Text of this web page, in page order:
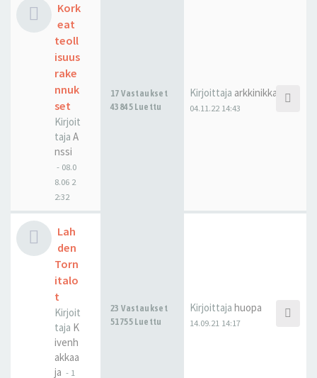
Kork
eat
teoll
isuus
rake
nnuk
set
Kirjoit
taja A
nssi
- 08.0
8.06 2
2:32
17 Vastaukset
43845 Luettu
Kirjoittaja arkkinikkari
04.11.22 14:43
Lah
den
Torn
italo
t
Kirjoit
taja K
ivenh
akkaa
ja - 1
23 Vastaukset
51755 Luettu
Kirjoittaja huopa
14.09.21 14:17